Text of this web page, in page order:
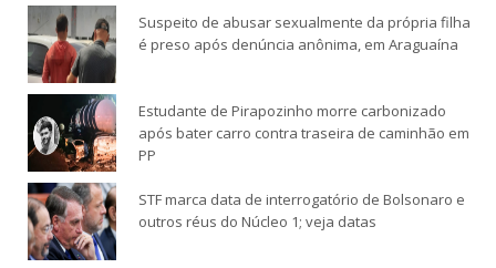
Suspeito de abusar sexualmente da própria filha
é preso após denúncia anônima, em Araguaína
Estudante de Pirapozinho morre carbonizado
após bater carro contra traseira de caminhão em
PP
STF marca data de interrogatório de Bolsonaro e
outros réus do Núcleo 1; veja datas